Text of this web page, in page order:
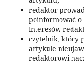
redaktor
poinformować
interesów
czytelnik, który
artykule
redaktorowi